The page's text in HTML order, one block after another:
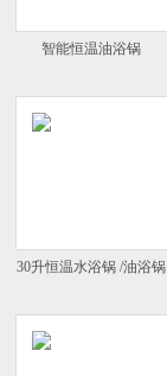
智能恒温油浴锅
30升恒温水浴锅 /油浴锅